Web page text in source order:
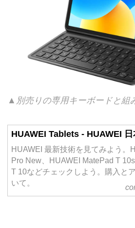
▲別売りの専用キーボードと組
HUAWEI Tablets - HUAWEI 日
HUAWEI 最新技術を見てみよう。
Pro New、HUAWEI MatePad T
T 10などチェックしよう。購入と
いて。